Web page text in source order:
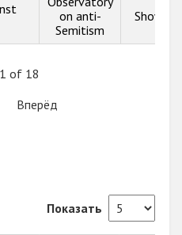
on anti-
Semitism
Show
of 18
Вперёд
Показать